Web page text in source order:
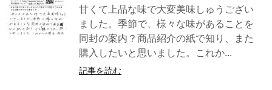
甘くて上品な味で大変美味しゅうござい
ました。季節で、様々な味があることを
同封の案内？商品紹介の紙で知り、また
購入したいと思いました。これか...
記事を読む